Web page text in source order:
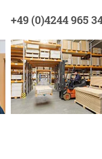
+49 (0)4244 965